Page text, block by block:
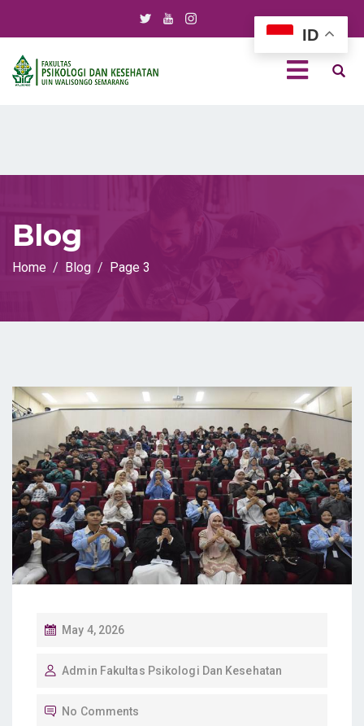
Blog
Home Blog Page 3
P
S
May 4, 2026
Admin Fakultas Psikologi Dan Kesehatan
No Comments
ID